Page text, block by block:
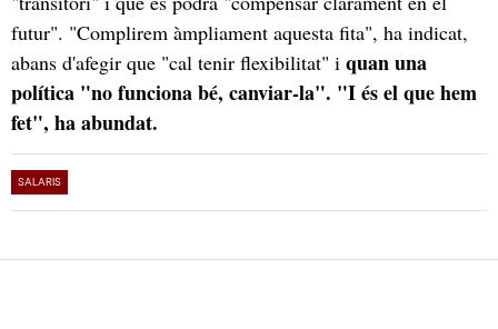
futur". "Complirem àmpliament aquesta fita", ha indicat,
abans d'afegir que "cal tenir flexibilitat" i quan una
política "no funciona bé, canviar-la". "I és el que hem
fet", ha abundat.
SALARIS